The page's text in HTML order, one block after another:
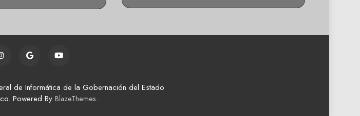
de Informática de la Gobernación del Estado
Powered By BlazeThemes.